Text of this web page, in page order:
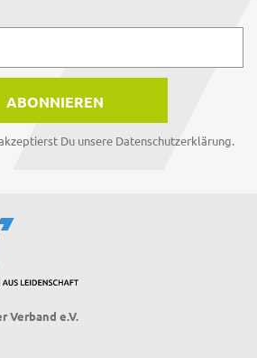
Du unsere Datenschutzerklärung.
Verband e.V.